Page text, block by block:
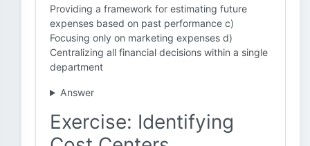
Providing a framework for estimating future
expenses based on past performance c)
Focusing only on marketing expenses d)
Centralizing all financial decisions within a single
department
Answer
Exercise: Identifying